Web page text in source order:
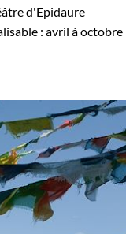
d'Epidaure
: avril à octobre